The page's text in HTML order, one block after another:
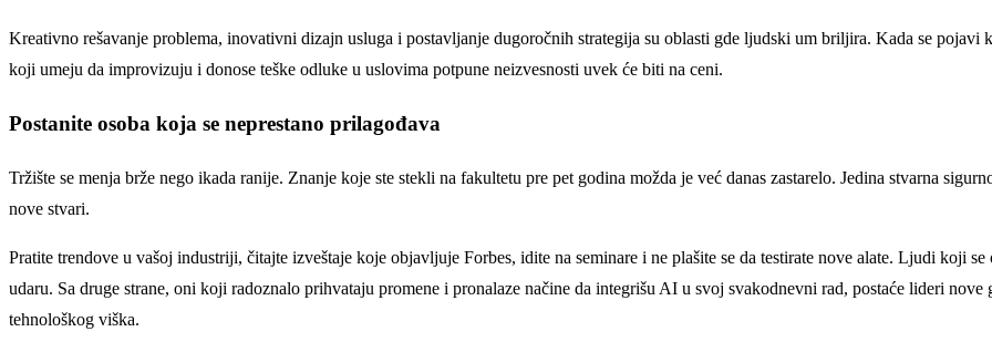
Kreativno rešavanje problema, inovativni dizajn usluga i postavljanje dugoročnih strategija su oblasti gde ljudski um briljira. Kada se
koji umeju da improvizuju i donose teške odluke u uslovima potpune neizvesnosti uvek će biti na ceni.
Postanite osoba koja se neprestano prilagođava
Tržište se menja brže nego ikada ranije. Znanje koje ste stekli na fakultetu pre pet godina možda je već danas zastarelo. Jedina stvarna
nove stvari.
Pratite trendove u vašoj industriji, čitajte izveštaje koje objavljuje Forbes, idite na seminare i ne plašite se da testirate nove alate. Ljudi koji
udaru. Sa druge strane, oni koji radoznalo prihvataju promene i pronalaze načine da integrišu AI u svoj svakodnevni rad, postaće lideri nove
tehnološkog viška.